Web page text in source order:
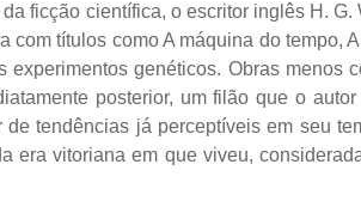
ficção científica, o escritor inglês H.
títulos como A máquina do tempo,
genéticos. Obras menos
posterior, um filão que o
tendências já perceptíveis em seu
era vitoriana em que viveu,